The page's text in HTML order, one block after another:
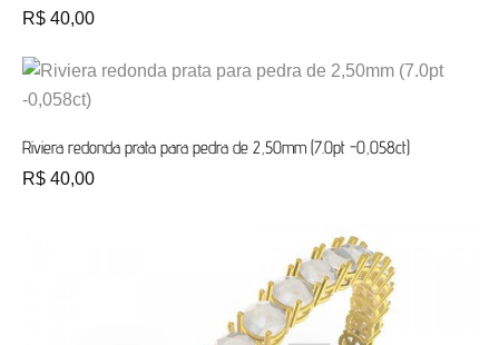
R$ 40,00
Riviera redonda prata para pedra de 2,50mm (7.0pt -0,058ct)
R$ 40,00